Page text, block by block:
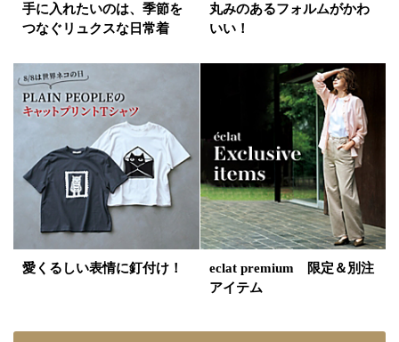
手に入れたいのは、季節を
つなぐリュクスな日常着
丸みのあるフォルムがかわ
いい！
愛くるしい表情に釘付け！
eclat premium 限定＆別注
アイテム